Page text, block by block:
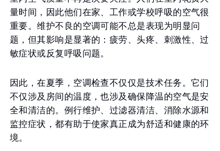
量时间，因此他们在家、工作或学校呼吸的空气很
重要。维护不良的空调可能不总是表现为明显问
题，但其影响是显著的：疲劳、头疼、刺激性、过
敏症状或反复呼吸问题。
因此，在夏季，空调检查不仅仅是技术任务。它们
不仅涉及房间的温度，也涉及确保降温的空气是安
全和清洁的。例行维护、过滤器清洁、消除水源和
监控症状，都有助于使家真正成为舒适和健康的环
境。